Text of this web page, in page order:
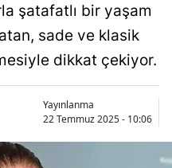
şatafatlı bir yaşam
sade ve klasik
dikkat çekiyor.
Yayınlanma
22 Temmuz 2025 - 10:06